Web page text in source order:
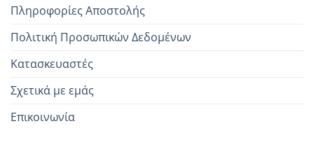
Πληροφορίες Αποστολής
Πολιτική Προσωπικών Δεδομένων
Κατασκευαστές
Σχετικά με εμάς
Επικοινωνία